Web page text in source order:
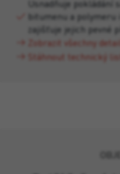
Usnadňuje pokládání
bitumenu a
zajišťuje jejich pevné
Zobrazit všechny
Stáhnout technický list